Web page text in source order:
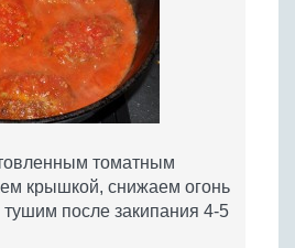
томатным
крышкой, снижаем огонь
после закипания 4-5